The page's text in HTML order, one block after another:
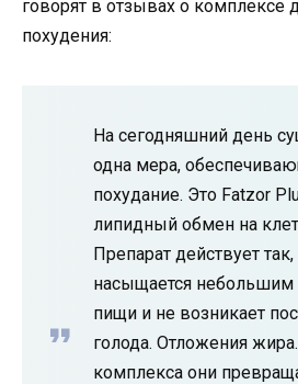
говорят в отзывах о комплексе
похудения:
На сегодняшний день
одна мера,
похудание. Это Fatzor
липидный обмен на
Препарат действует
насыщается небольшим
пищи и не возникает
голода. Отложения
комплекса они